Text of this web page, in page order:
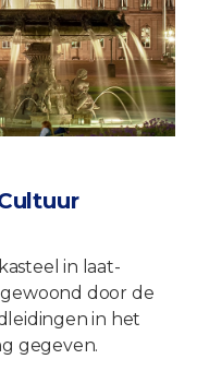
in laat-
door de
in het
gegeven.